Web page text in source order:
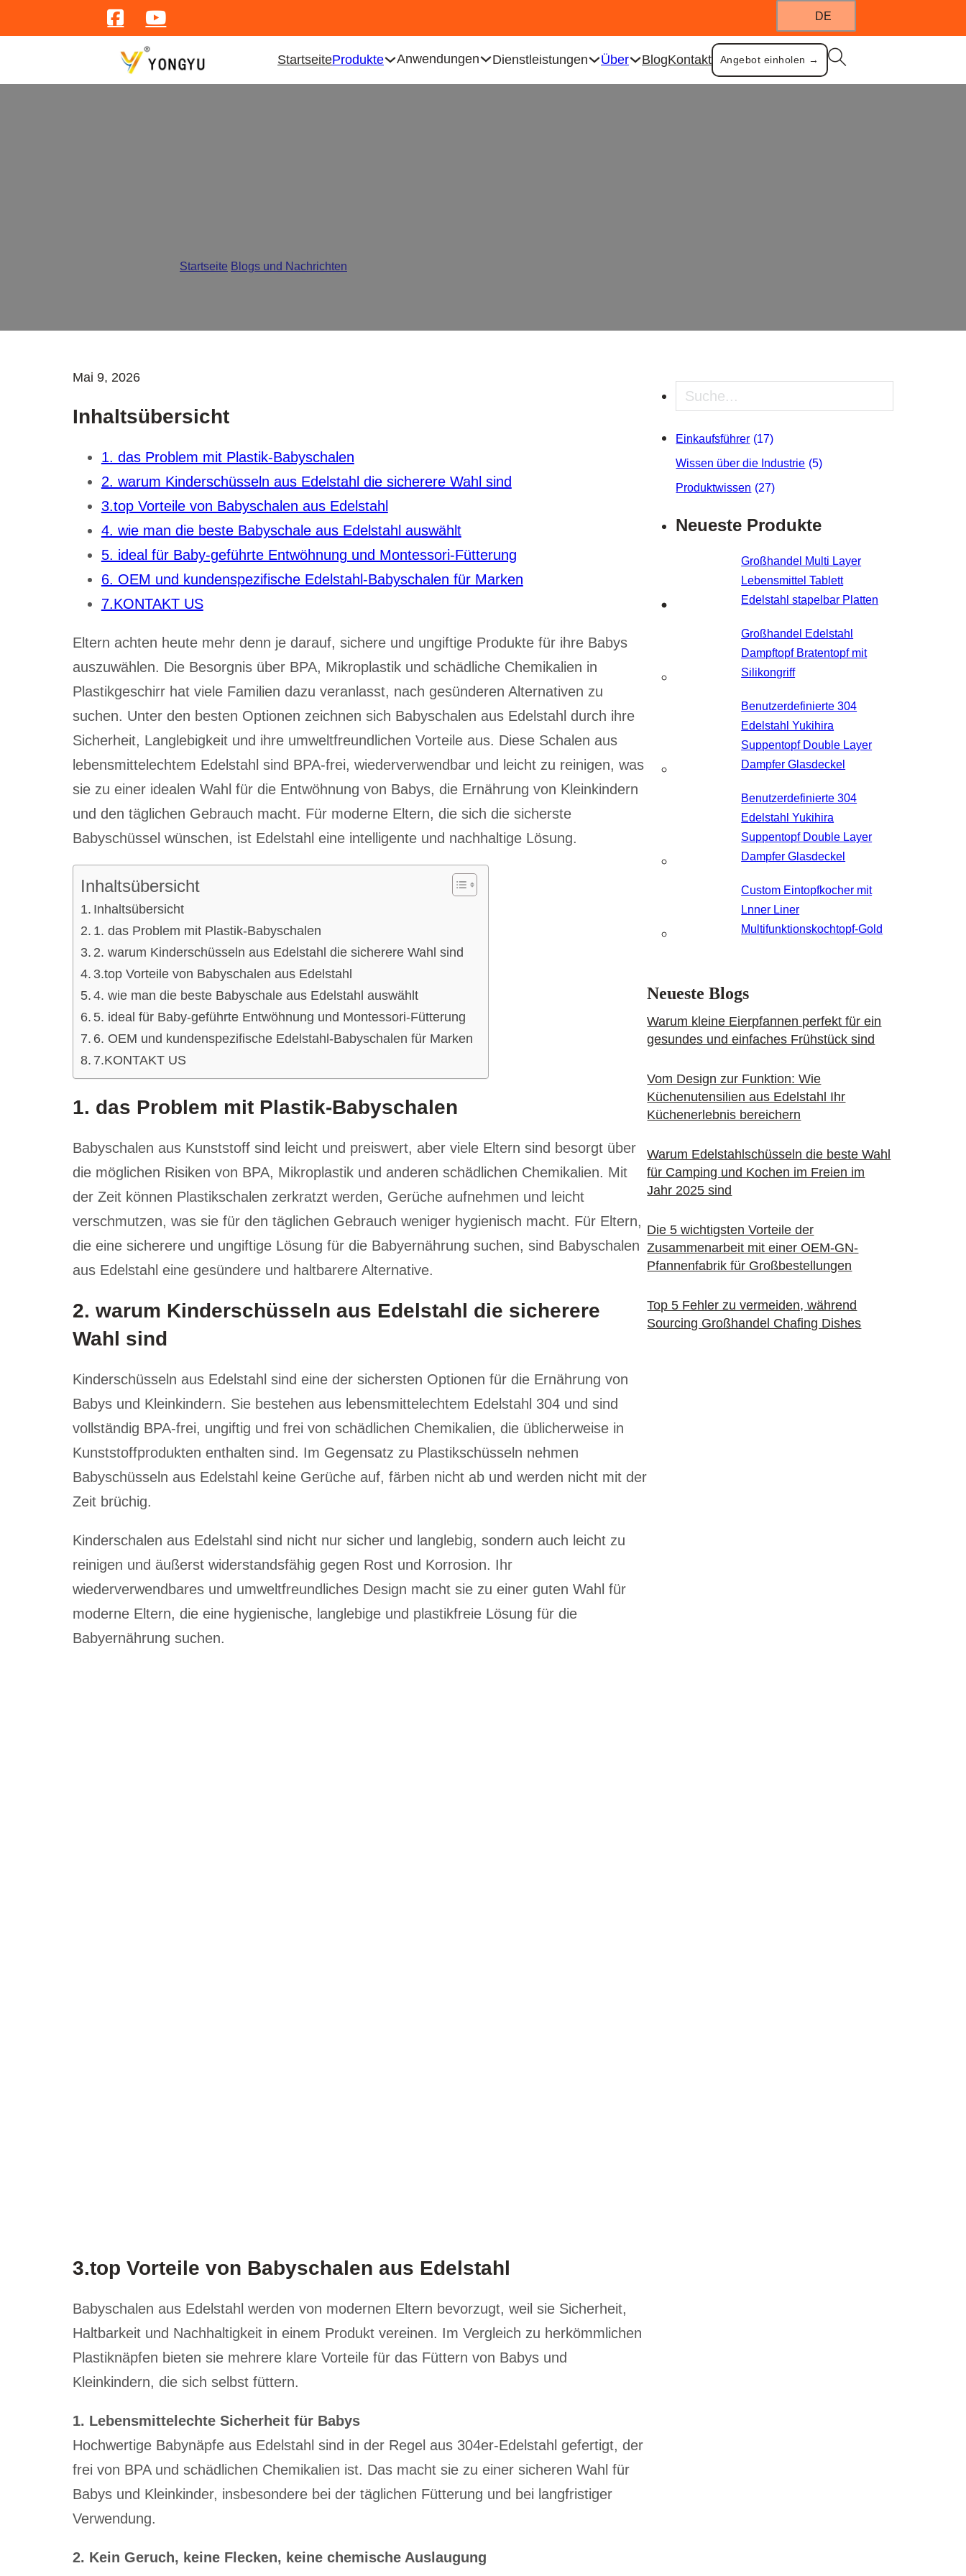
DE
StartseiteProdukte Anwendungen Dienstleistungen Über BlogKontakt Angebot einholen →
Startseite Blogs und Nachrichten
Mai 9, 2026
Inhaltsübersicht
1. das Problem mit Plastik-Babyschalen
2. warum Kinderschüsseln aus Edelstahl die sicherere Wahl sind
3.top Vorteile von Babyschalen aus Edelstahl
4. wie man die beste Babyschale aus Edelstahl auswählt
5. ideal für Baby-geführte Entwöhnung und Montessori-Fütterung
6. OEM und kundenspezifische Edelstahl-Babyschalen für Marken
7.KONTAKT US
Eltern achten heute mehr denn je darauf, sichere und ungiftige Produkte für ihre Babys
auszuwählen. Die Besorgnis über BPA, Mikroplastik und schädliche Chemikalien in
Plastikgeschirr hat viele Familien dazu veranlasst, nach gesünderen Alternativen zu
suchen. Unter den besten Optionen zeichnen sich Babyschalen aus Edelstahl durch ihre
Sicherheit, Langlebigkeit und ihre umweltfreundlichen Vorteile aus. Diese Schalen aus
lebensmittelechtem Edelstahl sind BPA-frei, wiederverwendbar und leicht zu reinigen, was
sie zu einer idealen Wahl für die Entwöhnung von Babys, die Ernährung von Kleinkindern
und den täglichen Gebrauch macht. Für moderne Eltern, die sich die sicherste
Babyschüssel wünschen, ist Edelstahl eine intelligente und nachhaltige Lösung.
Inhaltsübersicht
Inhaltsübersicht
1. das Problem mit Plastik-Babyschalen
2. warum Kinderschüsseln aus Edelstahl die sicherere Wahl sind
3.top Vorteile von Babyschalen aus Edelstahl
4. wie man die beste Babyschale aus Edelstahl auswählt
5. ideal für Baby-geführte Entwöhnung und Montessori-Fütterung
6. OEM und kundenspezifische Edelstahl-Babyschalen für Marken
7.KONTAKT US
1. das Problem mit Plastik-Babyschalen
Babyschalen aus Kunststoff sind leicht und preiswert, aber viele Eltern sind besorgt über
die möglichen Risiken von BPA, Mikroplastik und anderen schädlichen Chemikalien. Mit
der Zeit können Plastikschalen zerkratzt werden, Gerüche aufnehmen und leicht
verschmutzen, was sie für den täglichen Gebrauch weniger hygienisch macht. Für Eltern,
die eine sicherere und ungiftige Lösung für die Babyernährung suchen, sind Babyschalen
aus Edelstahl eine gesündere und haltbarere Alternative.
2. warum Kinderschüsseln aus Edelstahl die sicherere
Wahl sind
Kinderschüsseln aus Edelstahl sind eine der sichersten Optionen für die Ernährung von
Babys und Kleinkindern. Sie bestehen aus lebensmittelechtem Edelstahl 304 und sind
vollständig BPA-frei, ungiftig und frei von schädlichen Chemikalien, die üblicherweise in
Kunststoffprodukten enthalten sind. Im Gegensatz zu Plastikschüsseln nehmen
Babyschüsseln aus Edelstahl keine Gerüche auf, färben nicht ab und werden nicht mit der
Zeit brüchig.
Kinderschalen aus Edelstahl sind nicht nur sicher und langlebig, sondern auch leicht zu
reinigen und äußerst widerstandsfähig gegen Rost und Korrosion. Ihr
wiederverwendbares und umweltfreundliches Design macht sie zu einer guten Wahl für
moderne Eltern, die eine hygienische, langlebige und plastikfreie Lösung für die
Babyernährung suchen.
3.top Vorteile von Babyschalen aus Edelstahl
Babyschalen aus Edelstahl werden von modernen Eltern bevorzugt, weil sie Sicherheit,
Haltbarkeit und Nachhaltigkeit in einem Produkt vereinen. Im Vergleich zu herkömmlichen
Plastiknäpfen bieten sie mehrere klare Vorteile für das Füttern von Babys und
Kleinkindern, die sich selbst füttern.
1. Lebensmittelechte Sicherheit für Babys
Hochwertige Babynäpfe aus Edelstahl sind in der Regel aus 304er-Edelstahl gefertigt, der
frei von BPA und schädlichen Chemikalien ist. Das macht sie zu einer sicheren Wahl für
Babys und Kleinkinder, insbesondere bei der täglichen Fütterung und bei langfristiger
Verwendung.
2. Kein Geruch, keine Flecken, keine chemische Auslaugung
Suche
Einkaufsführer (17)
Wissen über die Industrie (5)
Produktwissen (27)
Neueste Produkte
Großhandel Multi Layer
Lebensmittel Tablett
Edelstahl stapelbar Platten
Großhandel Edelstahl
Dampftopf Bratentopf mit
Silikongriff
Benutzerdefinierte 304
Edelstahl Yukihira
Suppentopf Double Layer
Dampfer Glasdeckel
Benutzerdefinierte 304
Edelstahl Yukihira
Suppentopf Double Layer
Dampfer Glasdeckel
Custom Eintopfkocher mit
Lnner Liner
Multifunktionskochtopf-Gold
Neueste Blogs
Warum kleine Eierpfannen perfekt für ein
gesundes und einfaches Frühstück sind
Vom Design zur Funktion: Wie
Küchenutensilien aus Edelstahl Ihr
Küchenerlebnis bereichern
Warum Edelstahlschüsseln die beste Wahl
für Camping und Kochen im Freien im
Jahr 2025 sind
Die 5 wichtigsten Vorteile der
Zusammenarbeit mit einer OEM-GN-
Pfannenfabrik für Großbestellungen
Top 5 Fehler zu vermeiden, während
Sourcing Großhandel Chafing Dishes